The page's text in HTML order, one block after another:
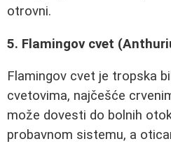
otrovni.
5. Flamingov cvet
Flamingov cvet je tropska
cvetovima, najčešće
može dovesti do bolnih
probavnom sistemu, a